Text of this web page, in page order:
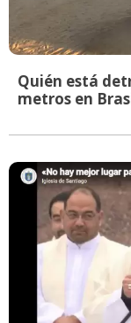
Quién está
metros en